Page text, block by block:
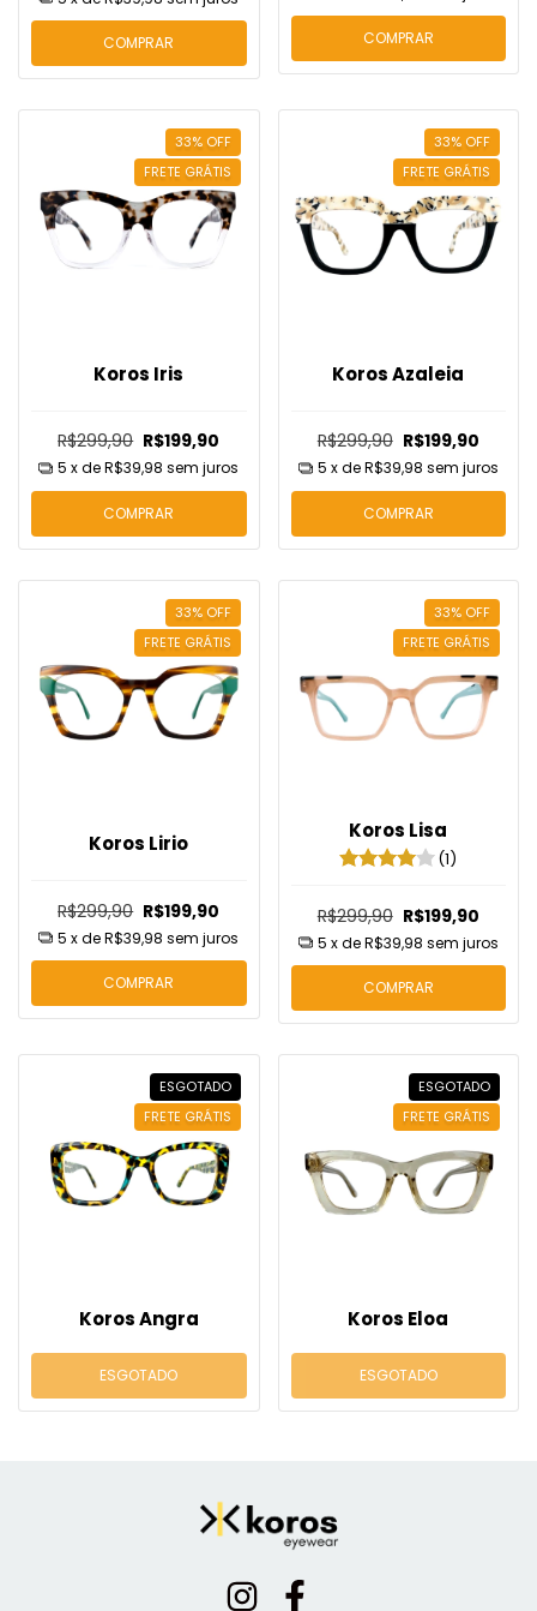
COMPRAR COMPRAR
33% OFF
FRETE GRÁTIS
Koros Iris
R$299,90 R$199,90
5 x deR$39,98 sem juros
COMPRAR
33% OFF
FRETE GRÁTIS
Koros Azaleia
R$299,90 R$199,90
5 x deR$39,98 sem juros
COMPRAR
33% OFF
FRETE GRÁTIS
Koros Lirio
R$299,90 R$199,90
5 x deR$39,98 sem juros
COMPRAR
33% OFF
FRETE GRÁTIS
Koros Lisa
(1)
R$299,90 R$199,90
5 x deR$39,98 sem juros
COMPRAR
ESGOTADO
FRETE GRÁTIS
Koros Angra
ESGOTADO
ESGOTADO
FRETE GRÁTIS
Koros Eloa
ESGOTADO